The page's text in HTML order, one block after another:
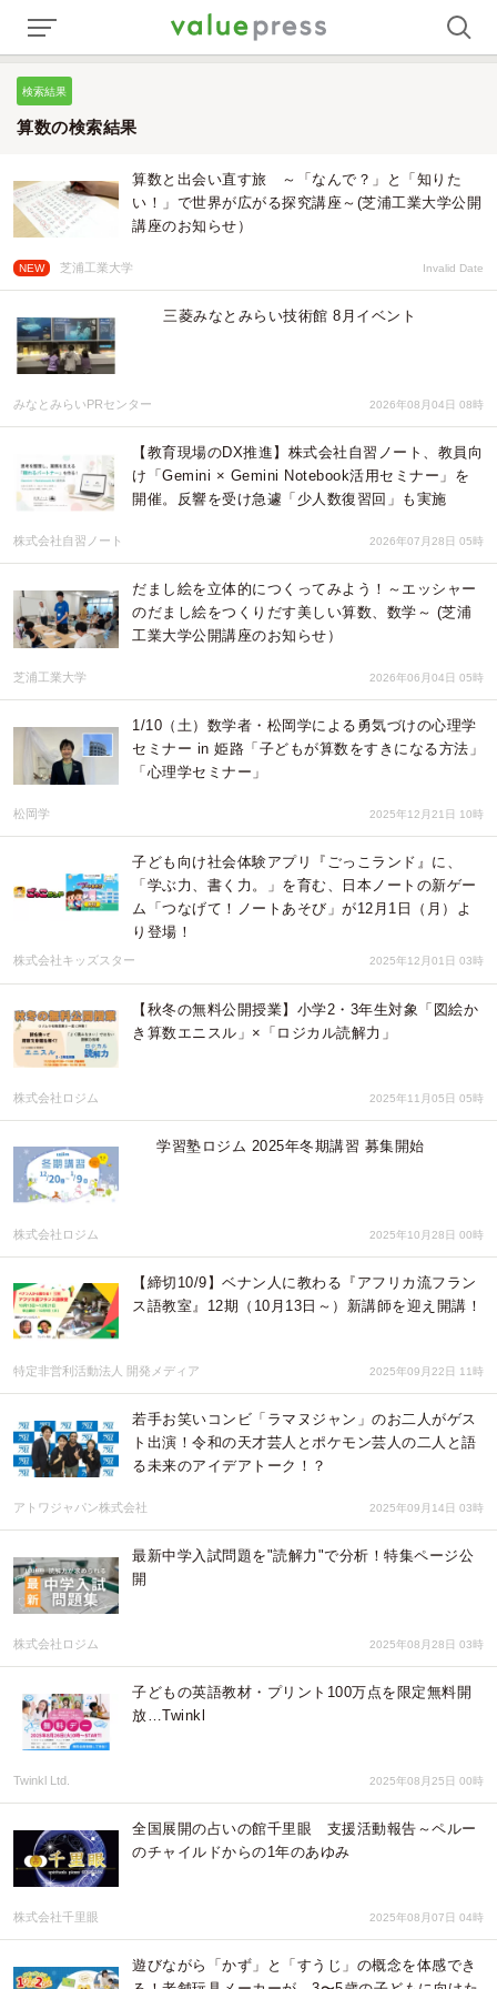
検索結果
算数の検索結果
算数と出会い直す旅 ～「なんで？」と「知りた
い！」で世界が広がる探究講座～(芝浦工業大学公開
講座のお知らせ）
NEW 芝浦工業大学 Invalid Date
三菱みなとみらい技術館 8月イベント
みなとみらいPRセンター 2026年08月04日 08時
【教育現場のDX推進】株式会社自習ノート、教員向
け「Gemini × Gemini Notebook活用セミナー」を
開催。反響を受け急遽「少人数復習回」も実施
株式会社自習ノート 2026年07月28日 05時
だまし絵を立体的につくってみよう！～エッシャー
のだまし絵をつくりだす美しい算数、数学～ (芝浦
工業大学公開講座のお知らせ）
芝浦工業大学 2026年06月04日 05時
1/10（土）数学者・松岡学による勇気づけの心理学
セミナー in 姫路「子どもが算数をすきになる方法」
「心理学セミナー」
松岡学 2025年12月21日 10時
子ども向け社会体験アプリ『ごっこランド』に、
「学ぶ力、書く力。」を育む、日本ノートの新ゲー
ム「つなげて！ノートあそび」が12月1日（月）よ
り登場！
株式会社キッズスター 2025年12月01日 03時
【秋冬の無料公開授業】小学2・3年生対象「図絵か
き算数エニスル」×「ロジカル読解力」
株式会社ロジム 2025年11月05日 05時
学習塾ロジム 2025年冬期講習 募集開始
株式会社ロジム 2025年10月28日 00時
【締切10/9】ベナン人に教わる『アフリカ流フラン
ス語教室』12期（10月13日～）新講師を迎え開講！
特定非営利活動法人 開発メディア 2025年09月22日 11時
若手お笑いコンビ「ラマヌジャン」のお二人がゲス
ト出演！令和の天才芸人とポケモン芸人の二人と語
る未来のアイデアトーク！？
アトワジャパン株式会社 2025年09月14日 03時
最新中学入試問題を"読解力"で分析！特集ページ公
開
株式会社ロジム 2025年08月28日 03時
子どもの英語教材・プリント100万点を限定無料開
放…Twinkl
Twinkl Ltd. 2025年08月25日 00時
全国展開の占いの館千里眼 支援活動報告～ペルー
のチャイルドからの1年のあゆみ
株式会社千里眼 2025年08月07日 04時
遊びながら「かず」と「すうじ」の概念を体感でき